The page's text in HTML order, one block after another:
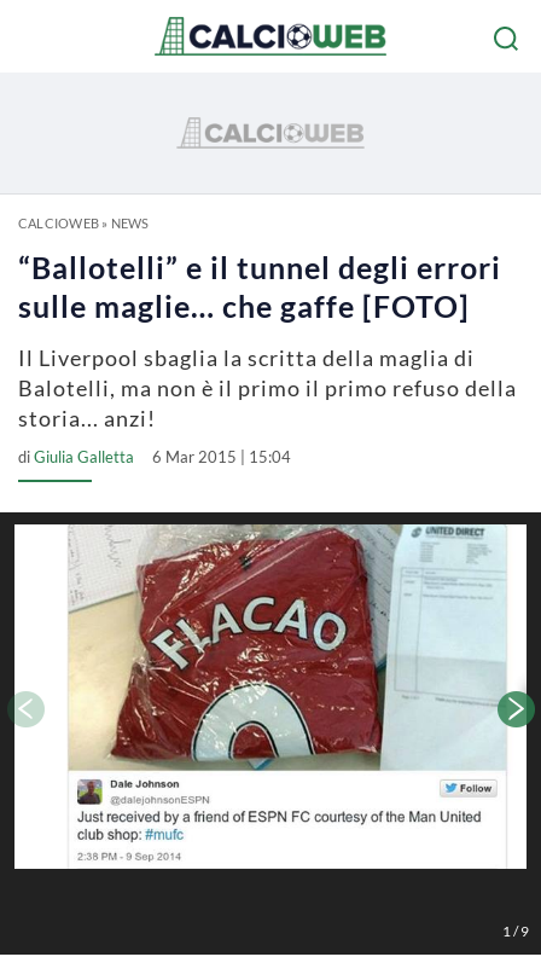
CALCIOWEB» NEWS
“Ballotelli” e il tunnel degli errori
sulle maglie… che gaffe [FOTO]
Il Liverpool sbaglia la scritta della maglia di
Balotelli, ma non è il primo il primo refuso della
storia... anzi!
diGiulia Galletta 6 Mar 2015 | 15:04
1 /9